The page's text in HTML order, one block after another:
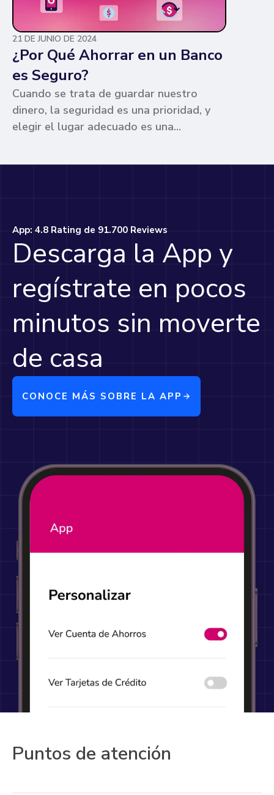
21 DE JUNIO DE 2024
¿Por Qué Ahorrar en un Banco
es Seguro?
Cuando se trata de guardar nuestro
dinero, la seguridad es una prioridad, y
elegir el lugar adecuado es una
App: 4.8 Rating de 91.700 Reviews
Descarga la App y
regístrate en pocos
minutos sin moverte
de casa
CONOCE MÁS SOBRE LA APP
Puntos de atención